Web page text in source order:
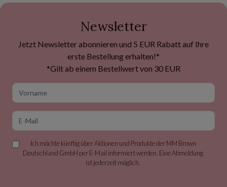
Newsletter
Jetzt Newsletter abonnieren und 5 EUR Rabatt auf Ihre
erste Bestellung erhalten!*
*Gilt ab einem Bestellwert von 30 EUR
Ich möchte künftig über Aktionen und Produkte der MM Brown
Deutschland GmbH per E-Mail informiert werden. Eine Abmeldung
ist jederzeit möglich.